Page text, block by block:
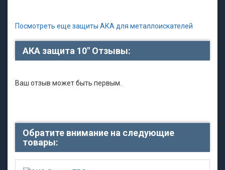
Посмотреть еще защиты АКА для металлоискателей
АКА защита 10" Отзывы:
Ваш отзыв может быть первым.
Обратите внимание на следующие
товары: